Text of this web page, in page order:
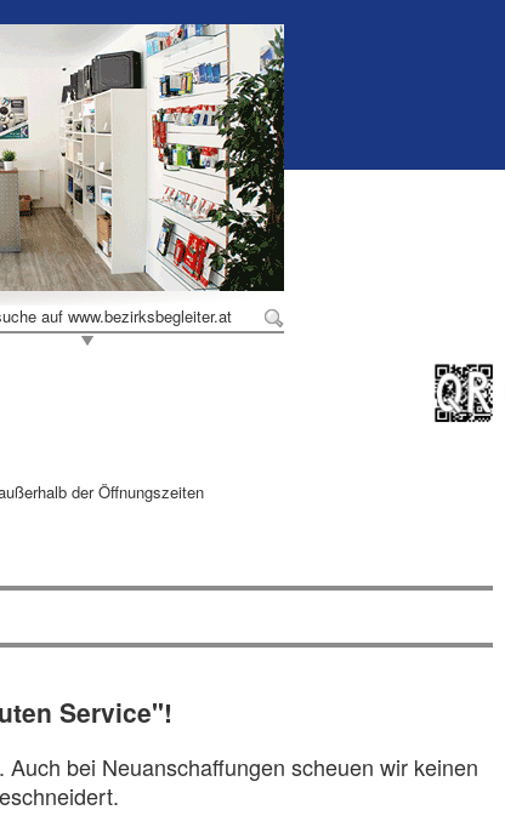
auf www.bezirksbegleiter.at
der Öffnungszeiten
Service"!
bei Neuanschaffungen scheuen wir keinen